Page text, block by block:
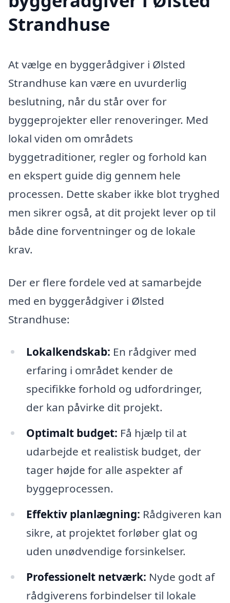
Strandhuse
At vælge en byggerådgiver i Ølsted
Strandhuse kan være en uvurderlig
beslutning, når du står over for
byggeprojekter eller renoveringer. Med
lokal viden om områdets
byggetraditioner, regler og forhold kan
en ekspert guide dig gennem hele
processen. Dette skaber ikke blot tryghed
men sikrer også, at dit projekt lever op til
både dine forventninger og de lokale
krav.
Der er flere fordele ved at samarbejde
med en byggerådgiver i Ølsted
Strandhuse:
Lokalkendskab: En rådgiver med
erfaring i området kender de
specifikke forhold og udfordringer,
der kan påvirke dit projekt.
Optimalt budget: Få hjælp til at
udarbejde et realistisk budget, der
tager højde for alle aspekter af
byggeprocessen.
Effektiv planlægning: Rådgiveren kan
sikre, at projektet forløber glat og
uden unødvendige forsinkelser.
Professionelt netværk: Nyde godt af
rådgiverens forbindelser til lokale